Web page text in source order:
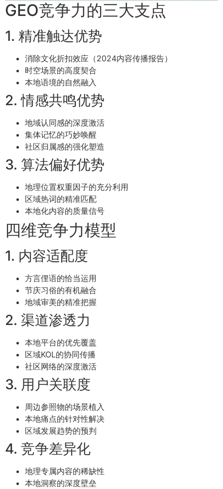
GEO竞争力的三大支点
1. 精准触达优势
消除文化折扣效应（2024内容传播报告）
时空场景的高度契合
本地语境的自然融入
2. 情感共鸣优势
地域认同感的深度激活
集体记忆的巧妙唤醒
社区归属感的强化塑造
3. 算法偏好优势
地理位置权重因子的充分利用
区域热词的精准匹配
本地化内容的质量信号
四维竞争力模型
1. 内容适配度
方言俚语的恰当运用
节庆习俗的有机融合
地域审美的精准把握
2. 渠道渗透力
本地平台的优先覆盖
区域KOL的协同传播
社区网络的深度激活
3. 用户关联度
周边参照物的场景植入
本地痛点的针对性解决
区域发展趋势的预判
4. 竞争差异化
地理专属内容的稀缺性
本地洞察的深度壁垒